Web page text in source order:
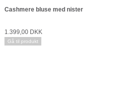
Cashmere bluse med nister
1.399,00 DKK
Gå til produkt